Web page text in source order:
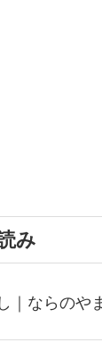
み
｜ならのや